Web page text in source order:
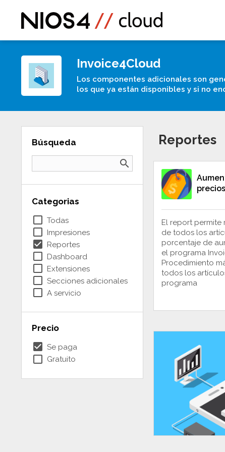
Invoice4Cloud
Los componentes adicionales son
los que ya están disponibles y si no
Búsqueda
search
Categorias
check_box_outline_blank Todas
check_box_outline_blank Impresiones
check_box Reportes
check_box_outline_blank Dashboard
check_box_outline_blank Extensiones
check_box_outline_blank Secciones adicionales
check_box_outline_blank A servicio
Precio
check_box Se paga
check_box_outline_blank Gratuito
Reportes
El report permite
de todos los
porcentaje de
el programa
Procedimiento
todos los
programa